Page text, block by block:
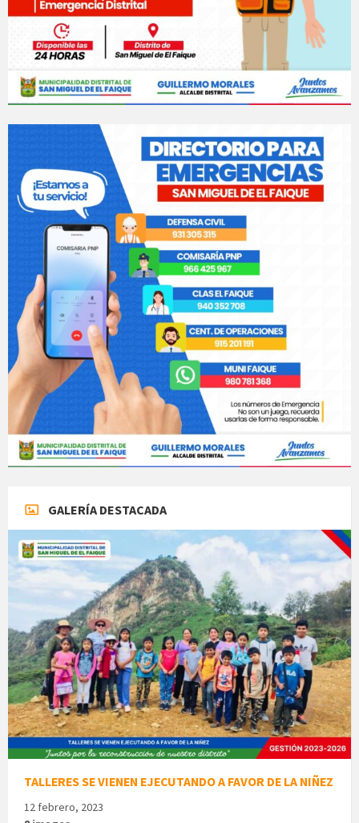
GALERÍA DESTACADA
TALLERES SE VIENEN EJECUTANDO A FAVOR DE LA NIÑEZ
12 febrero, 2023